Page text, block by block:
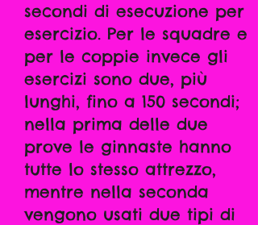
secondi di esecuzione per
esercizio. Per le squadre e
per le coppie invece gli
esercizi sono due, più
lunghi, fino a 150 secondi;
nella prima delle due
prove le ginnaste hanno
tutte lo stesso attrezzo,
mentre nella seconda
vengono usati due tipi di